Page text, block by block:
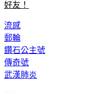
好友！
流感
郵輪
鑽石公主號
傳奇號
武漢肺炎